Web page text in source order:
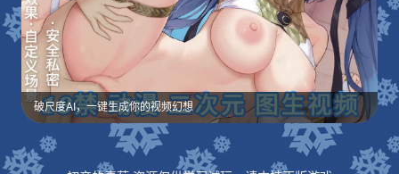
破尺度AI，一键生成你的视频幻想